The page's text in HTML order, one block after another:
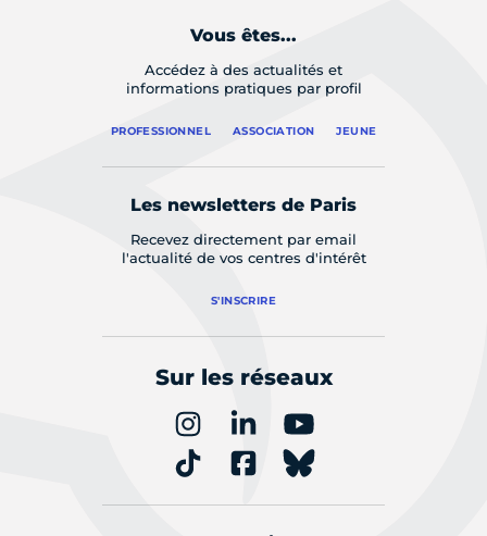
Vous êtes...
Accédez à des actualités et
informations pratiques par profil
PROFESSIONNEL ASSOCIATION JEUNE
Les newsletters de Paris
Recevez directement par email
l'actualité de vos centres d'intérêt
S'INSCRIRE
Sur les réseaux